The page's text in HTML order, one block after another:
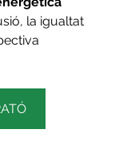
la igualtat